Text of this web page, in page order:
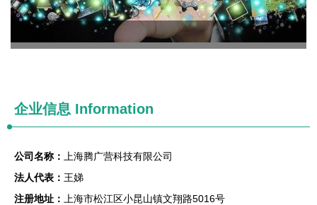
企业信息 Information
公司名称：
上海腾广营科技有限公司
法人代表： 王娣
注册地址：
上海市松江区小昆山镇文翔路5016号